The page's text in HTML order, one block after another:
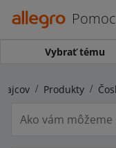
Vybrať tému
Produkty